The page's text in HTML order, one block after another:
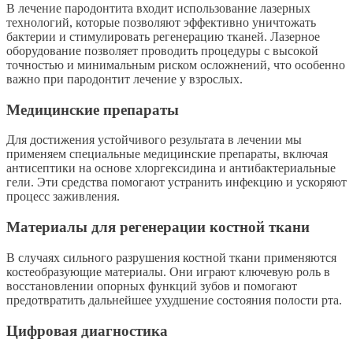
В лечение пародонтита входит использование лазерных
технологий, которые позволяют эффективно уничтожать
бактерии и стимулировать регенерацию тканей. Лазерное
оборудование позволяет проводить процедуры с высокой
точностью и минимальным риском осложнений, что особенно
важно при пародонтит лечение у взрослых.
Медицинские препараты
Для достижения устойчивого результата в лечении мы
применяем специальные медицинские препараты, включая
антисептики на основе хлоргексидина и антибактериальные
гели. Эти средства помогают устранить инфекцию и ускоряют
процесс заживления.
Материалы для регенерации костной ткани
В случаях сильного разрушения костной ткани применяются
костеобразующие материалы. Они играют ключевую роль в
восстановлении опорных функций зубов и помогают
предотвратить дальнейшее ухудшение состояния полости рта.
Цифровая диагностика